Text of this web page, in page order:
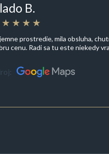
B.
prostredie, mila obsluha,
cenu. Radi sa tu este niekedy